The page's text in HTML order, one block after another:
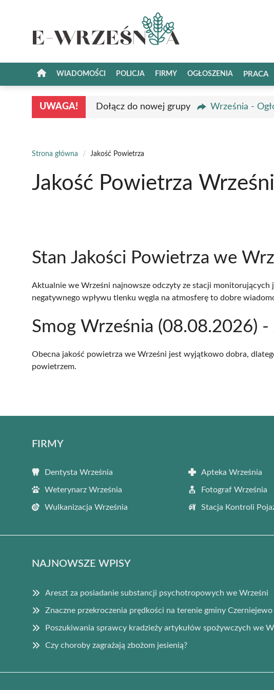
WIADOMOŚCI POLICJA FIRMY OGŁOSZENIA PRACA
UWAGA! Dołącz do nowej grupy Września -
Strona główna / Jakość Powietrza
Jakość Powietrza
Stan Jakości Powietrza we
Aktualnie we Wrześni najnowsze odczyty ze stacji
negatywnego wpływu tlenku węgla na atmosferę to dobre
Smog Września (08.08.2026) -
Obecna jakość powietrza we Wrześni jest wyjątkowo dobra,
powietrzem.
FIRMY
Dentysta Września Apteka Września
Weterynarz Września Fotograf Września
Wulkanizacja Września Stacja Kontroli
NAJNOWSZE WPISY
Areszt za posiadanie substancji psychotropowych we Wrześni
Znaczne przekroczenia prędkości na terenie gminy Czerniejewo
Poszukiwania sprawcy kradzieży artykułów spożywczych we
Czy choroby zagrażają zbożom jesienią?